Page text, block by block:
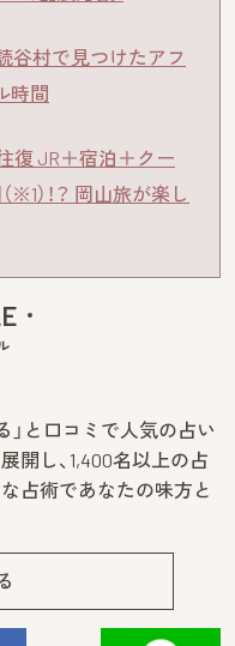
谷村で見つけたアフ
時間
復 JR＋宿泊＋クー
）！？ 岡山旅が楽し
」と口コミで人気の占い
開し、1,400名以上の占
占術であなたの味方と